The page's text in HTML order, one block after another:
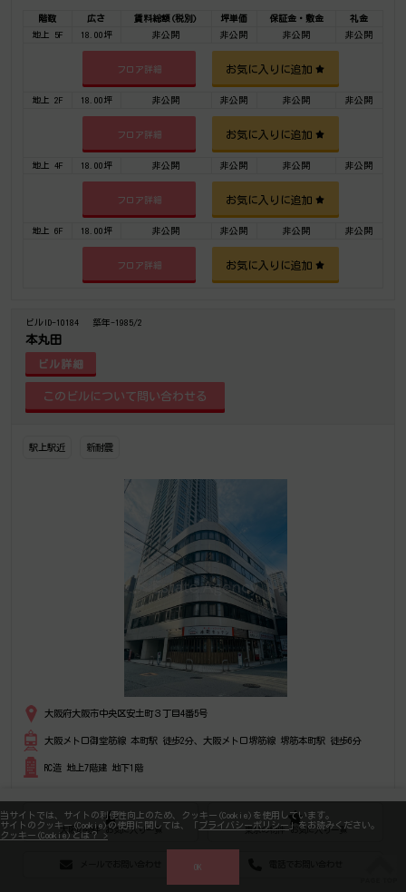
当サイトでは、サイトの利便性向上のため、クッキー(Cookie)を使用しています。
サイトのクッキー(Cookie)の使用に関しては、「 プライバシーポリシー 」をお読みください。
クッキー(Cookie)とは？ >
OK
大阪の物件 お気に入り一覧 東京の物件 お気に入り一覧
階数 広さ 賃料総額(税別) 坪単価 保証金・敷金
礼金
地上 5F
18.00坪 非公開 非公開 非公開 非公開
フロア詳細 お気に入りに追加
地上 2F 18.00坪 非公開 非公開 非公開 非公開
フロア詳細 お気に入りに追加
地上 4F 18.00坪 非公開 非公開 非公開 非公開
フロア詳細 お気に入りに追加
地上 6F 18.00坪 非公開 非公開 非公開 非公開
フロア詳細 お気に入りに追加
ビルID-10184 築年-1985/2
本丸田
ビル詳細
駅上駅近 新耐震
大阪府大阪市中央区安土町３丁目4番5号
大阪メトロ御堂筋線 本町駅 徒歩2分、大阪メトロ堺筋線 堺筋本町駅 徒歩6分
RC造 地上7階建 地下1階
線 本町駅 徒歩1分のアクセス。是非一度ご内覧下さいませ！その他、事務
所、オフィス移転の事なら何でもご相談下さい。